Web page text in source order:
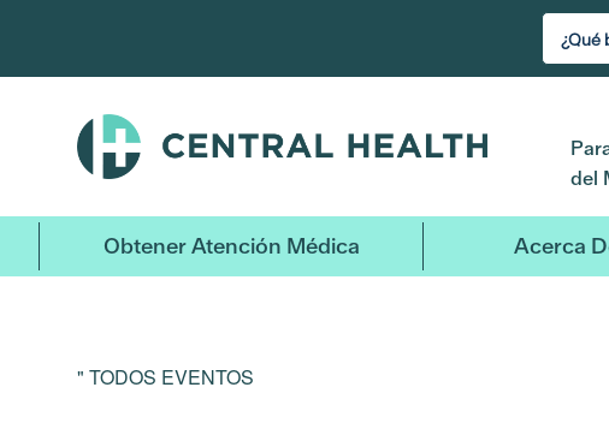
contenido
del
Obtener Atención Médica Acerca
" TODOS EVENTOS